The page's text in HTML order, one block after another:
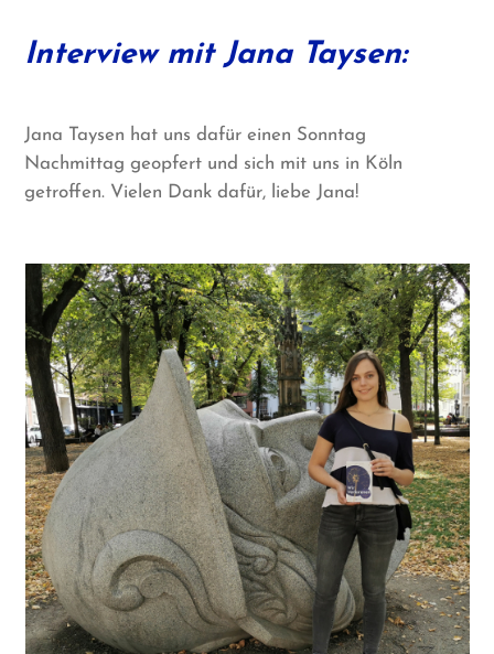
Interview mit Jana Taysen:
Jana Taysen hat uns dafür einen Sonntag
Nachmittag geopfert und sich mit uns in Köln
getroffen. Vielen Dank dafür, liebe Jana!